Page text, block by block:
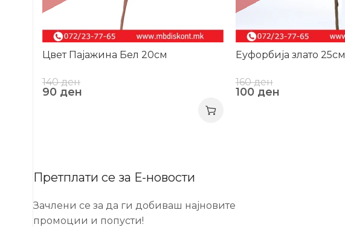
Цвет Пајажина Бел 20см
140ден
90 ден
Еуфорбија злато 25см
160ден
100 ден
Претплати се за Е-новости
Зачлени се за да ги добиваш најновите
промоции и попусти!